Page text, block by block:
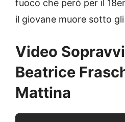
fuoco che però per il
il giovane muore sotto
Video
Beatrice
Mattina